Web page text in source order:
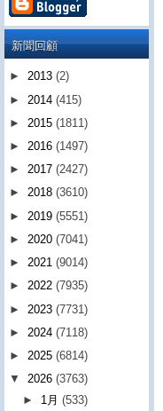
新聞回顧
► 2013 (2)
► 2014 (415)
► 2015 (1811)
► 2016 (1497)
► 2017 (2427)
► 2018 (3610)
► 2019 (5551)
► 2020 (7041)
► 2021 (9014)
► 2022 (7935)
► 2023 (7731)
► 2024 (7118)
► 2025 (6814)
▼ 2026 (3763)
► 1月(533)